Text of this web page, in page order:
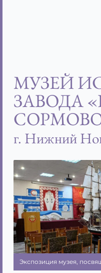
МУЗЕЙ
ЗАВОДА
г. Нижний
Экспозиция музея,